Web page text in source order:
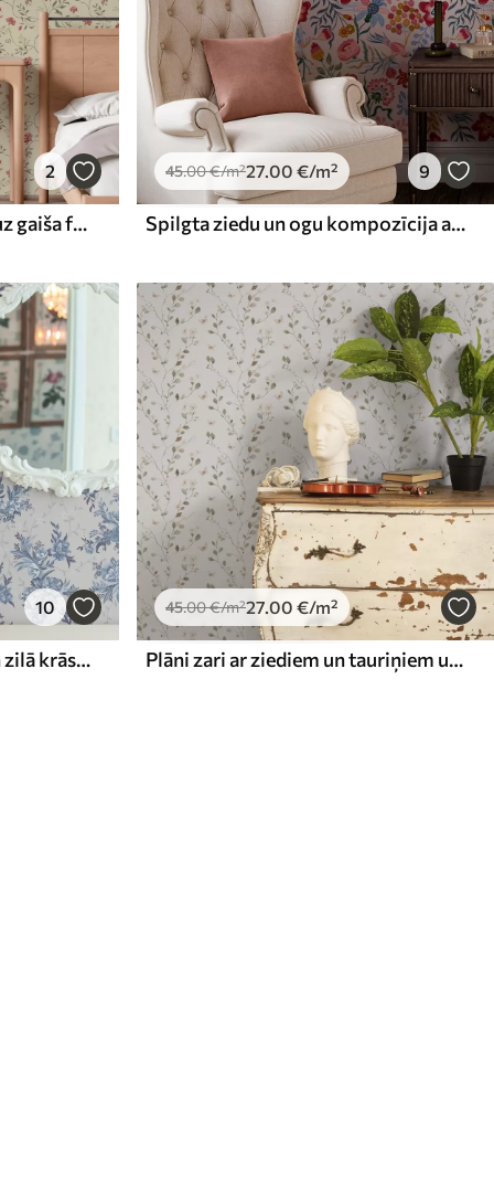
2
Ziedi un sarkani pumpuri uz gaiša fona
45.00€/m²27.00 €/m² 9
Spilgta ziedu un ogu kompozīcija ar papagaiļiem
10
Maigi ziedi un lapas zilā un zilā krāsā uz gaiša fona
45.00€/m²27.00 €/m²
Plāni zari ar ziediem un tauriņiem uz balta fona